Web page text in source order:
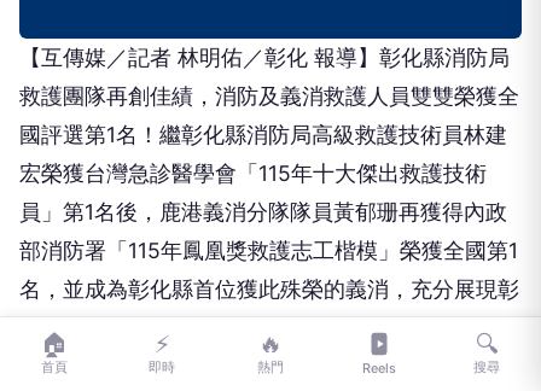
救護團隊再創佳績，消防及義消救護人員雙雙榮獲全
國評選第1名！繼彰化縣消防局高級救護技術員林建
宏榮獲台灣急診醫學會「115年十大傑出救護技術
員」第1名後，鹿港義消分隊隊員黃郁珊再獲得內政
部消防署「115年鳳凰獎救護志工楷模」榮獲全國第1
名，並成為彰化縣首位獲此殊榮的義消，充分展現彰
化縣消防局消防及義消攜手守護生命、精進救護專業
的卓越成果，縣長王惠美特於7月份擴大主管會報頒
獎表揚。
🏠
首頁
⚡
即時
🔥
熱門 Reels
🔍
搜尋